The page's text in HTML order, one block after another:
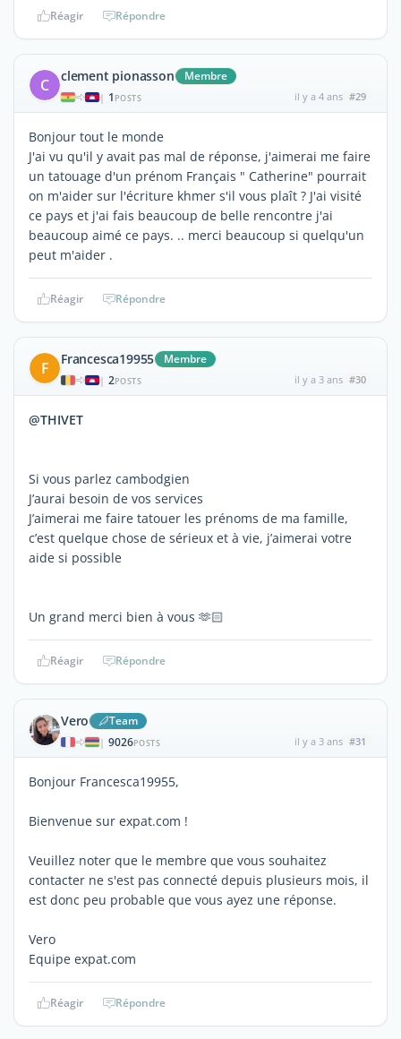
Réagir Répondre
C clement pionasson Membre
| 1 POSTS il y a 4 ans #29
Bonjour tout le monde
J'ai vu qu'il y avait pas mal de réponse, j'aimerai me faire
un tatouage d'un prénom Français " Catherine" pourrait
on m'aider sur l'écriture khmer s'il vous plaît ? J'ai visité
ce pays et j'ai fais beaucoup de belle rencontre j'ai
beaucoup aimé ce pays. .. merci beaucoup si quelqu'un
peut m'aider .
Réagir Répondre
F Francesca19955 Membre
| 2POSTS il y a 3 ans #30
@THIVET
Si vous parlez cambodgien
J’aurai besoin de vos services
J’aimerai me faire tatouer les prénoms de ma famille,
c’est quelque chose de sérieux et à vie, j’aimerai votre
aide si possible
Un grand merci bien à vous 🫶🏻
Réagir Répondre
Vero Team
| 9026POSTS il y a 3 ans #31
Bonjour Francesca19955,
Bienvenue sur expat.com !
Veuillez noter que le membre que vous souhaitez
contacter ne s'est pas connecté depuis plusieurs mois, il
est donc peu probable que vous ayez une réponse.
Vero
Equipe expat.com
Réagir Répondre